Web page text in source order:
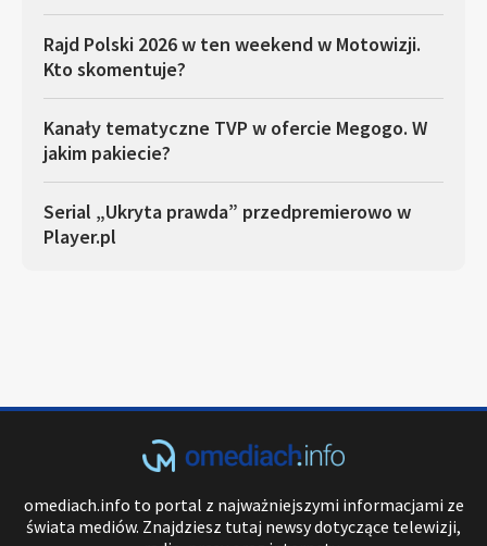
Rajd Polski 2026 w ten weekend w Motowizji.
Kto skomentuje?
Kanały tematyczne TVP w ofercie Megogo. W
jakim pakiecie?
Serial „Ukryta prawda” przedpremierowo w
Player.pl
omediach.info to portal z najważniejszymi informacjami ze
świata mediów. Znajdziesz tutaj newsy dotyczące telewizji,